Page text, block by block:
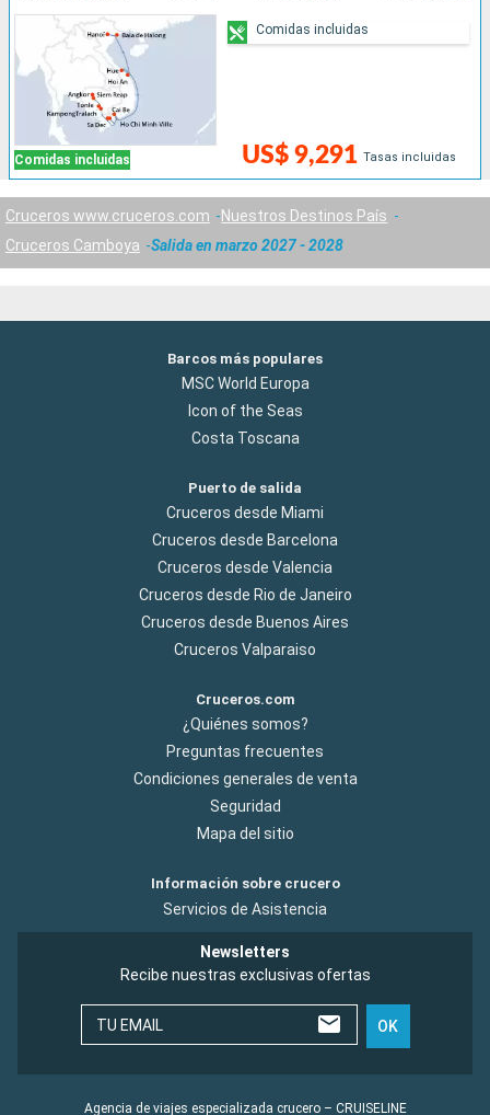
Comidas incluidas US$ 9,291 Tasas incluidas
Comidas incluidas
Cruceros www.cruceros.com
Nuestros Destinos País
Cruceros Camboya
Salida en marzo 2027 - 2028
Barcos más populares
MSC World Europa
Icon of the Seas
Costa Toscana
Puerto de salida
Cruceros desde Miami
Cruceros desde Barcelona
Cruceros desde Valencia
Cruceros desde Rio de Janeiro
Cruceros desde Buenos Aires
Cruceros Valparaiso
Cruceros.com
¿Quiénes somos?
Preguntas frecuentes
Condiciones generales de venta
Seguridad
Mapa del sitio
Información sobre crucero
Servicios de Asistencia
Newsletters
Recibe nuestras exclusivas ofertas
TU EMAIL OK
Agencia de viajes especializada crucero – CRUISELINE